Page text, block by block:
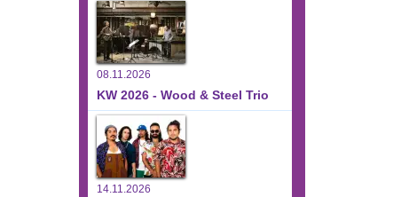
08.11.2026
KW 2026 - Wood & Steel Trio
14.11.2026